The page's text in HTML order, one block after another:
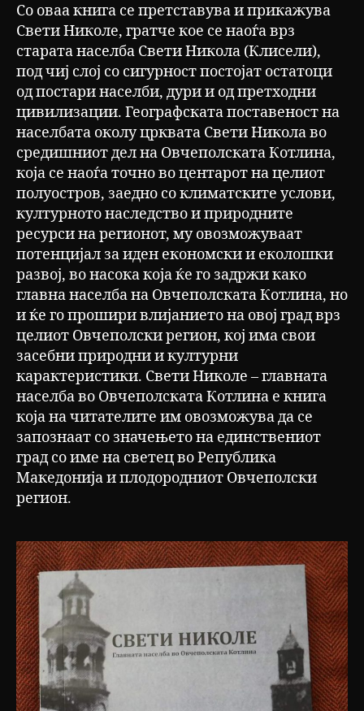
Со оваа книга се претставува и прикажува
Свети Николе, гратче кое се наоѓа врз
старата населба Свети Никола (Клисели),
под чиј слој со сигурност постојат остатоци
од постари населби, дури и од претходни
цивилизации. Географската поставеност на
населбата околу црквата Свети Никола во
средишниот дел на Овчеполската Котлина,
која се наоѓа точно во центарот на целиот
полуостров, заедно со климатските услови,
културното наследство и природните
ресурси на регионот, му овозможуваат
потенцијал за иден економски и еколошки
развој, во насока која ќе го задржи како
главна населба на Овчеполската Котлина, но
и ќе го прошири влијанието на овој град врз
целиот Овчеполски регион, кој има свои
засебни природни и културни
карактеристики. Свети Николе – главната
населба во Овчеполската Котлина е книга
која на читателите им овозможува да се
запознаат со значењето на единствениот
град со име на светец во Република
Македонија и плодородниот Овчеполски
регион.